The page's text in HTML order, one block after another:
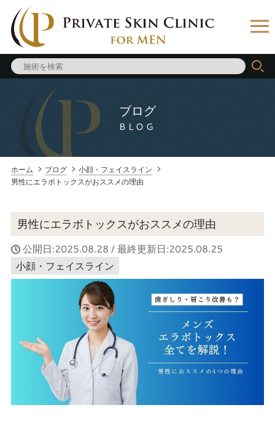
ブログ
BLOG
ホーム ブログ
小顔・フェイスライン
男性にエラボトックスがおススメの理由
男性にエラボトックスがおススメの理由
公開日:2025.08.28 / 最終更新日:2025.08.25
小顔・フェイスライン